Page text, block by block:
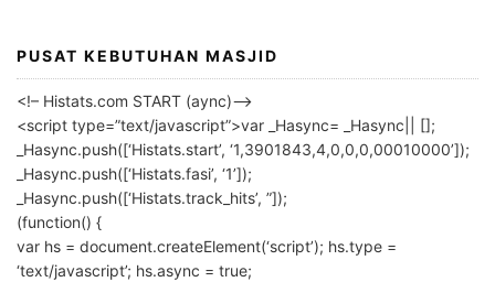
PUSAT KEBUTUHAN MASJID
<!– Histats.com START (aync)–>
<script type=”text/javascript”>var _Hasync= _Hasync|| [];
_Hasync.push([‘Histats.start’, ‘1,3901843,4,0,0,0,00010000’]);
_Hasync.push([‘Histats.fasi’, ‘1’]);
_Hasync.push([‘Histats.track_hits’, ”]);
(function() {
var hs = document.createElement(‘script’); hs.type =
‘text/javascript’; hs.async = true;